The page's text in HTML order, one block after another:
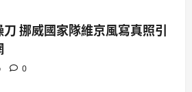
挪威國家隊維京風寫真照引
0